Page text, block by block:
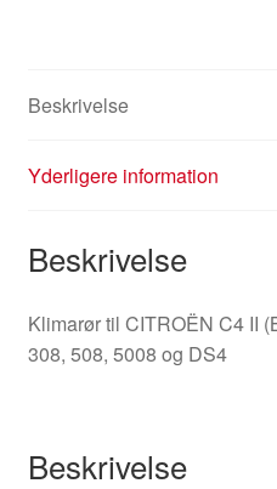
Beskrivelse
Yderligere information
Beskrivelse
Klimarør til CITROËN C4 II
308, 508, 5008 og DS4
Beskrivelse